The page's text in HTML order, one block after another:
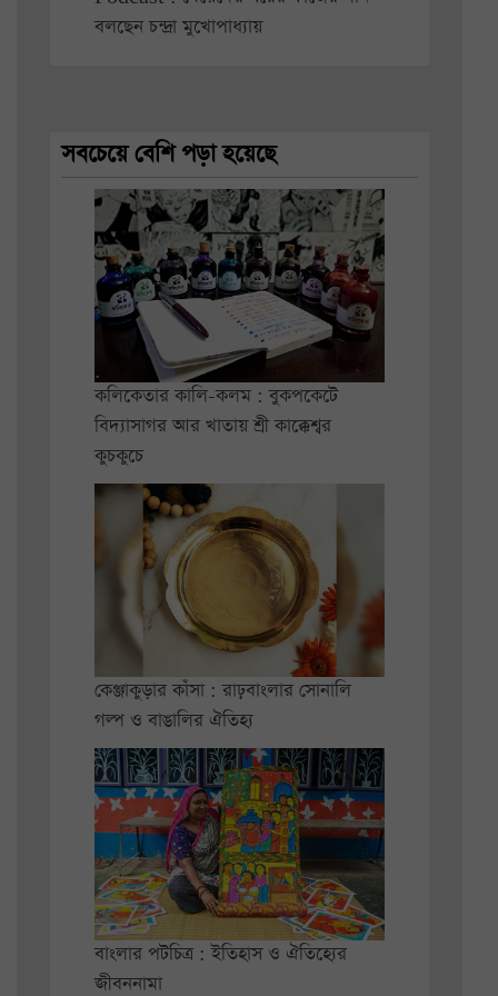
বলছেন চন্দ্রা মুখোপাধ্যায়
সবচেয়ে বেশি পড়া হয়েছে
কলিকেতার কালি-কলম : বুকপকেটে
বিদ্যাসাগর আর খাতায় শ্রী কাক্কেশ্বর
কুচকুচে
কেঞ্জাকুড়ার কাঁসা : রাঢ়বাংলার সোনালি
গল্প ও বাঙালির ঐতিহ্য
বাংলার পটচিত্র : ইতিহাস ও ঐতিহ্যের
জীবননামা